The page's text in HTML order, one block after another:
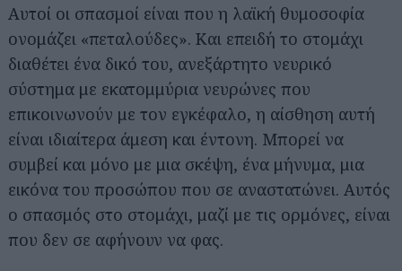
Αυτοί οι σπασμοί είναι που η λαϊκή θυμοσοφία
ονομάζει «πεταλούδες». Και επειδή το στομάχι
διαθέτει ένα δικό του, ανεξάρτητο νευρικό
σύστημα με εκατομμύρια νευρώνες που
επικοινωνούν με τον εγκέφαλο, η αίσθηση αυτή
είναι ιδιαίτερα άμεση και έντονη. Μπορεί να
συμβεί και μόνο με μια σκέψη, ένα μήνυμα, μια
εικόνα του προσώπου που σε αναστατώνει. Αυτός
ο σπασμός στο στομάχι, μαζί με τις ορμόνες, είναι
που δεν σε αφήνουν να φας.